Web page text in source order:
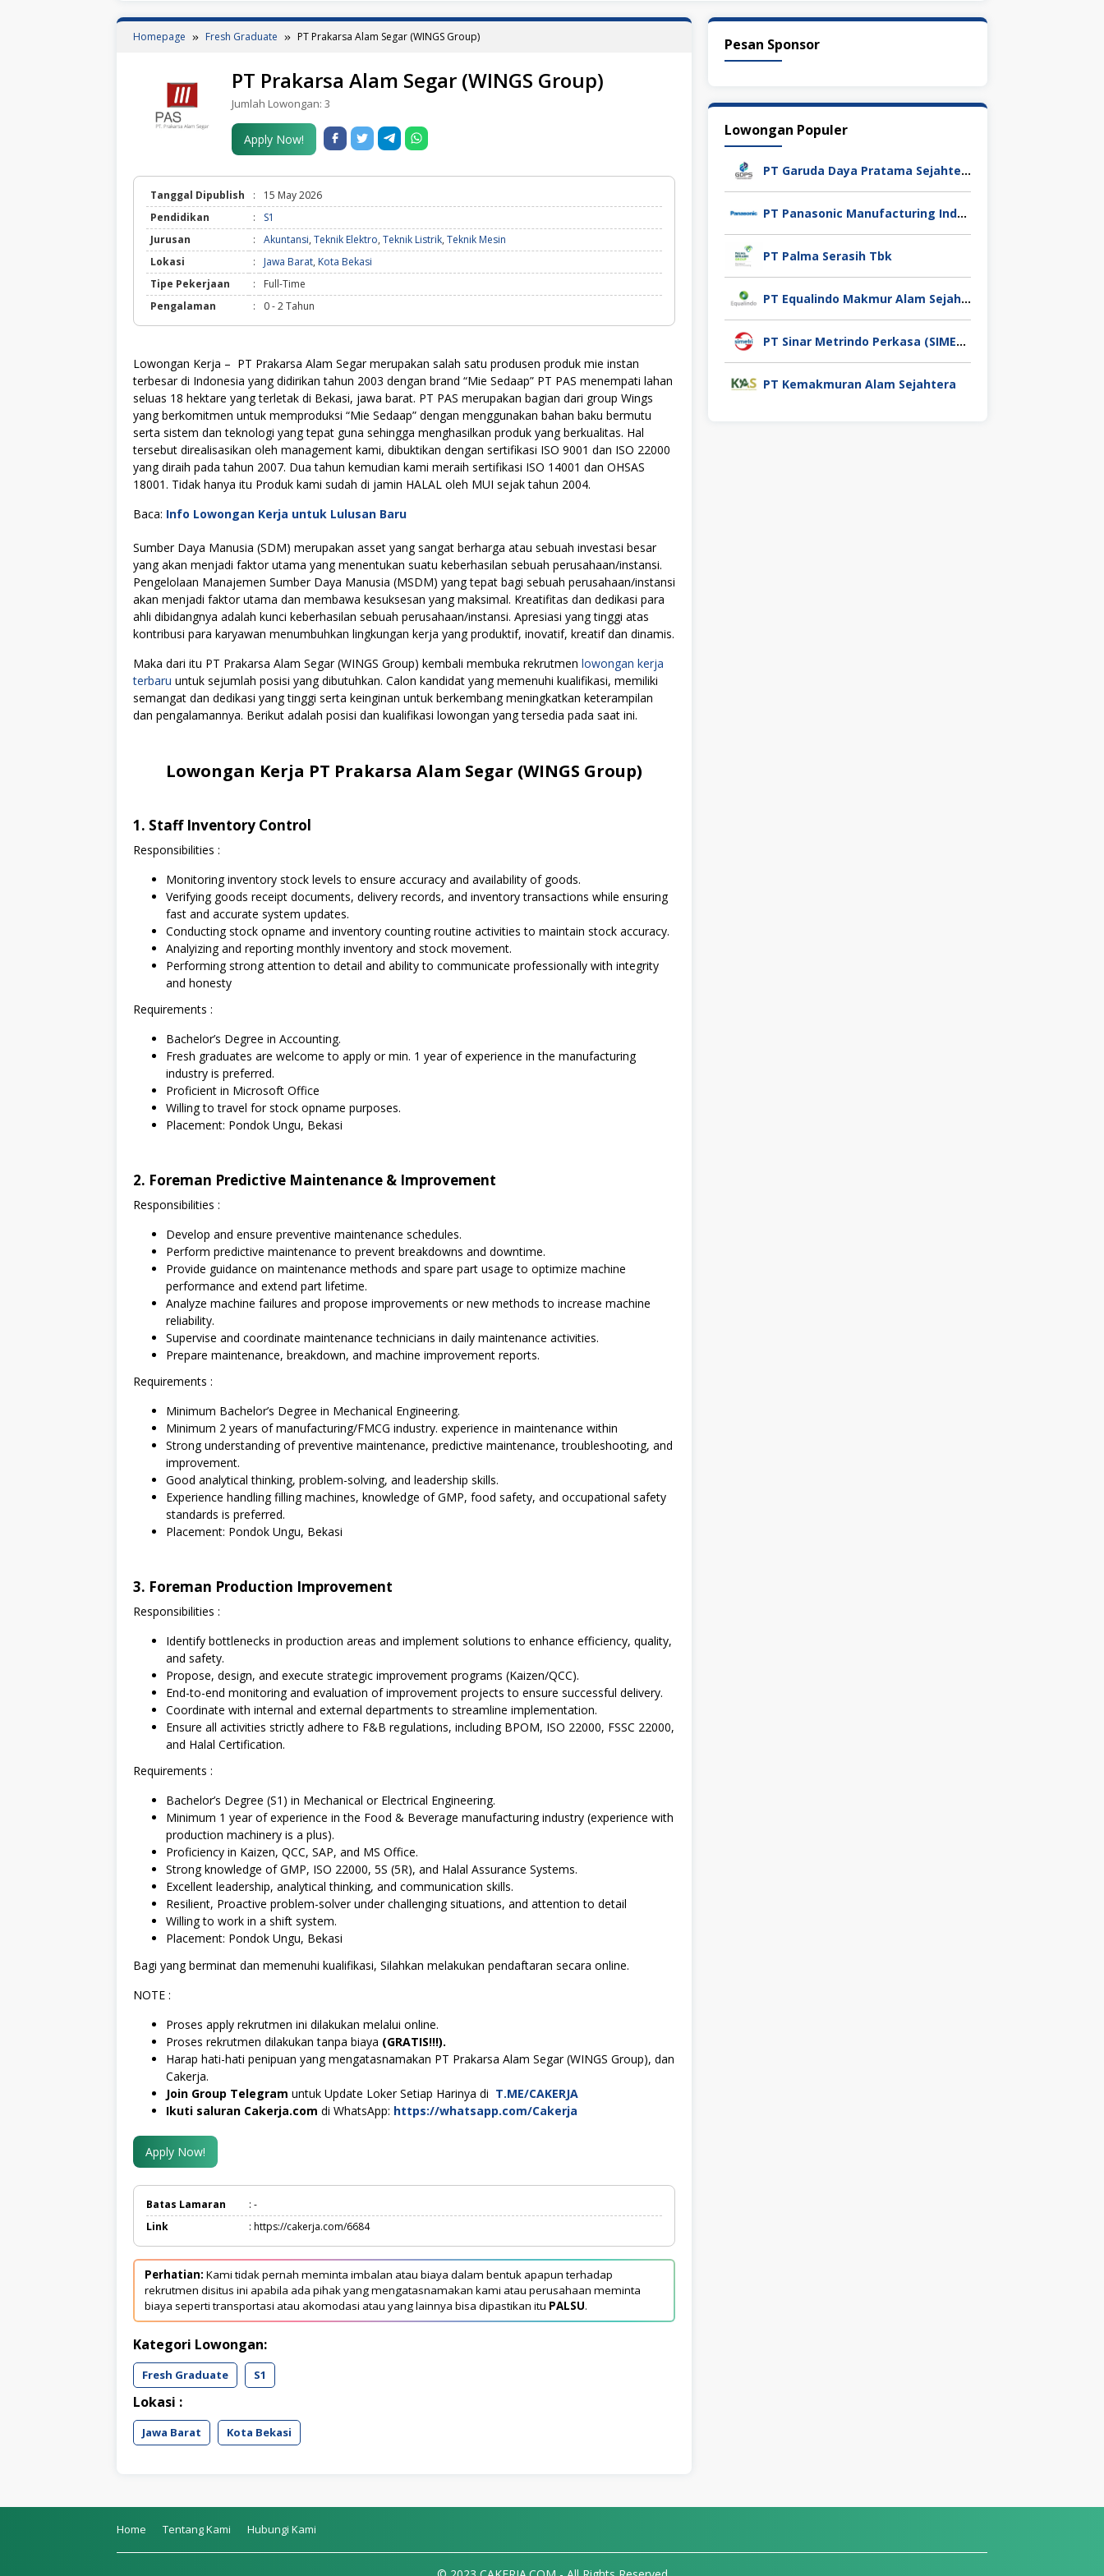
Homepage Fresh Graduate PT Prakarsa Alam Segar (WINGS Group)
PT Prakarsa Alam Segar (WINGS Group)
Jumlah Lowongan: 3
Apply Now!
Tanggal Dipublish :
15 May 2026
Pendidikan
:
S1
Jurusan
: Akuntansi, Teknik Elektro, Teknik Listrik, Teknik Mesin
Lokasi
: Jawa Barat, Kota Bekasi
Tipe Pekerjaan
:
Full-Time
Pengalaman
: 0 - 2 Tahun
Lowongan Kerja – PT Prakarsa Alam Segar merupakan salah satu produsen produk mie instan
terbesar di Indonesia yang didirikan tahun 2003 dengan brand “Mie Sedaap” PT PAS menempati lahan
seluas 18 hektare yang terletak di Bekasi, jawa barat. PT PAS merupakan bagian dari group Wings
yang berkomitmen untuk memproduksi “Mie Sedaap” dengan menggunakan bahan baku bermutu
serta sistem dan teknologi yang tepat guna sehingga menghasilkan produk yang berkualitas. Hal
tersebut direalisasikan oleh management kami, dibuktikan dengan sertifikasi ISO 9001 dan ISO 22000
yang diraih pada tahun 2007. Dua tahun kemudian kami meraih sertifikasi ISO 14001 dan OHSAS
18001. Tidak hanya itu Produk kami sudah di jamin HALAL oleh MUI sejak tahun 2004.
Baca: Info Lowongan Kerja untuk Lulusan Baru
Sumber Daya Manusia (SDM) merupakan asset yang sangat berharga atau sebuah investasi besar
yang akan menjadi faktor utama yang menentukan suatu keberhasilan sebuah perusahaan/instansi.
Pengelolaan Manajemen Sumber Daya Manusia (MSDM) yang tepat bagi sebuah perusahaan/instansi
akan menjadi faktor utama dan membawa kesuksesan yang maksimal. Kreatifitas dan dedikasi para
ahli dibidangnya adalah kunci keberhasilan sebuah perusahaan/instansi. Apresiasi yang tinggi atas
kontribusi para karyawan menumbuhkan lingkungan kerja yang produktif, inovatif, kreatif dan dinamis.
Maka dari itu PT Prakarsa Alam Segar (WINGS Group) kembali membuka rekrutmen lowongan kerja
terbaru untuk sejumlah posisi yang dibutuhkan. Calon kandidat yang memenuhi kualifikasi, memiliki
semangat dan dedikasi yang tinggi serta keinginan untuk berkembang meningkatkan keterampilan
dan pengalamannya. Berikut adalah posisi dan kualifikasi lowongan yang tersedia pada saat ini.
Lowongan Kerja PT Prakarsa Alam Segar (WINGS Group)
1. Staff Inventory Control
Responsibilities :
Monitoring inventory stock levels to ensure accuracy and availability of goods.
Verifying goods receipt documents, delivery records, and inventory transactions while ensuring
fast and accurate system updates.
Conducting stock opname and inventory counting routine activities to maintain stock accuracy.
Analyizing and reporting monthly inventory and stock movement.
Performing strong attention to detail and ability to communicate professionally with integrity
and honesty
Requirements :
Bachelor’s Degree in Accounting.
Fresh graduates are welcome to apply or min. 1 year of experience in the manufacturing
industry is preferred.
Proficient in Microsoft Office
Willing to travel for stock opname purposes.
Placement: Pondok Ungu, Bekasi
2. Foreman Predictive Maintenance & Improvement
Responsibilities :
Develop and ensure preventive maintenance schedules.
Perform predictive maintenance to prevent breakdowns and downtime.
Provide guidance on maintenance methods and spare part usage to optimize machine
performance and extend part lifetime.
Analyze machine failures and propose improvements or new methods to increase machine
reliability.
Supervise and coordinate maintenance technicians in daily maintenance activities.
Prepare maintenance, breakdown, and machine improvement reports.
Requirements :
Minimum Bachelor’s Degree in Mechanical Engineering.
Minimum 2 years of manufacturing/FMCG industry. experience in maintenance within
Strong understanding of preventive maintenance, predictive maintenance, troubleshooting, and
improvement.
Good analytical thinking, problem-solving, and leadership skills.
Experience handling filling machines, knowledge of GMP, food safety, and occupational safety
standards is preferred.
Placement: Pondok Ungu, Bekasi
3. Foreman Production Improvement
Responsibilities :
Identify bottlenecks in production areas and implement solutions to enhance efficiency, quality,
and safety.
Propose, design, and execute strategic improvement programs (Kaizen/QCC).
End-to-end monitoring and evaluation of improvement projects to ensure successful delivery.
Coordinate with internal and external departments to streamline implementation.
Ensure all activities strictly adhere to F&B regulations, including BPOM, ISO 22000, FSSC 22000,
and Halal Certification.
Requirements :
Bachelor’s Degree (S1) in Mechanical or Electrical Engineering.
Minimum 1 year of experience in the Food & Beverage manufacturing industry (experience with
production machinery is a plus).
Proficiency in Kaizen, QCC, SAP, and MS Office.
Strong knowledge of GMP, ISO 22000, 5S (5R), and Halal Assurance Systems.
Excellent leadership, analytical thinking, and communication skills.
Resilient, Proactive problem-solver under challenging situations, and attention to detail
Willing to work in a shift system.
Placement: Pondok Ungu, Bekasi
Bagi yang berminat dan memenuhi kualifikasi, Silahkan melakukan pendaftaran secara online.
NOTE :
Proses apply rekrutmen ini dilakukan melalui online.
Proses rekrutmen dilakukan tanpa biaya (GRATIS!!!).
Harap hati-hati penipuan yang mengatasnamakan PT Prakarsa Alam Segar (WINGS Group), dan
Cakerja.
Join Group Telegram untuk Update Loker Setiap Harinya di T.ME/CAKERJA
Ikuti saluran Cakerja.com di WhatsApp: https://whatsapp.com/Cakerja
Apply Now!
Batas Lamaran
: -
Link
: https://cakerja.com/6684
Perhatian: Kami tidak pernah meminta imbalan atau biaya dalam bentuk apapun terhadap
rekrutmen disitus ini apabila ada pihak yang mengatasnamakan kami atau perusahaan meminta
biaya seperti transportasi atau akomodasi atau yang lainnya bisa dipastikan itu PALSU.
Kategori Lowongan:
Fresh Graduate S1
Lokasi :
Jawa Barat Kota Bekasi
Pesan Sponsor
Lowongan Populer
PT Garuda Daya Pratama Sejahtera
PT Panasonic Manufacturing Indonesia
PT Palma Serasih Tbk
PT Equalindo Makmur Alam Sejahtera (Equalindo Group)
PT Sinar Metrindo Perkasa (SIMETRI)
PT Kemakmuran Alam Sejahtera
Home Tentang Kami Hubungi Kami